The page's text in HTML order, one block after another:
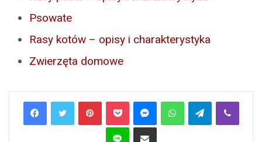
Psowate
Rasy kotów – opisy i charakterystyka
Zwierzęta domowe
PinterestPocket MessengerWhatsAppTelegramViber
Line Share via Email